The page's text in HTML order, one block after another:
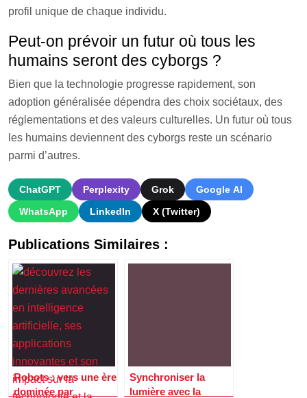
profil unique de chaque individu.
Peut-on prévoir un futur où tous les
humains seront des cyborgs ?
Bien que la technologie progresse rapidement, son
adoption généralisée dépendra des choix sociétaux, des
réglementations et des valeurs culturelles. Un futur où tous
les humains deviennent des cyborgs reste un scénario
parmi d’autres.
ChatGPT Perplexity Grok
Google AI
WhatsApp
LinkedIn X (Twitter)
Publications Similaires :
Robots : vers une ère
dominée par
Synchroniser la
lumière avec la